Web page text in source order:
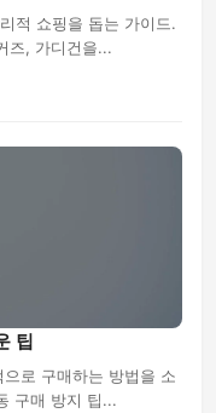
적 쇼핑을 돕는 가이드.
즈, 가디건을...
팁
로 구매하는 방법을 소
구매 방지 팁...